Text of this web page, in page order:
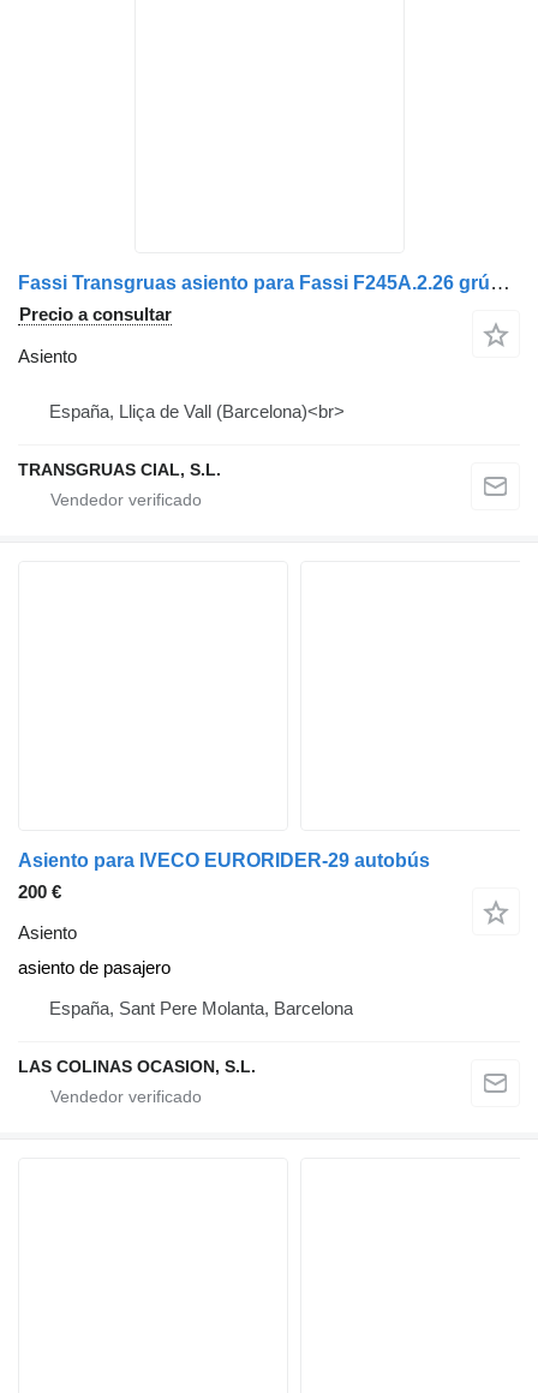
Fassi Transgruas asiento para Fassi F245A.2.26 grúa autocargante
Precio a consultar
Asiento
España, Lliça de Vall (Barcelona)<br>
TRANSGRUAS CIAL, S.L.
Asiento para IVECO EURORIDER-29 autobús
200 €
Asiento
asiento de pasajero
España, Sant Pere Molanta, Barcelona
LAS COLINAS OCASION, S.L.